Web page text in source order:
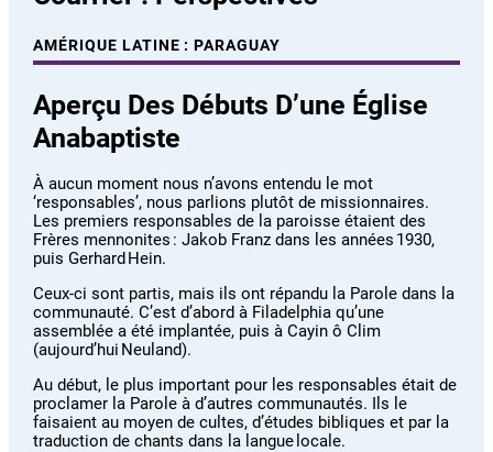
AMÉRIQUE LATINE : PARAGUAY
Aperçu Des Débuts D’une Église
Anabaptiste
À aucun moment nous n’avons entendu le mot
‘responsables’, nous parlions plutôt de missionnaires.
Les premiers responsables de la paroisse étaient des
Frères mennonites : Jakob Franz dans les années 1930,
puis Gerhard Hein.
Ceux-ci sont partis, mais ils ont répandu la Parole dans la
communauté. C’est d’abord à Filadelphia qu’une
assemblée a été implantée, puis à Cayin ô Clim
(aujourd’hui Neuland).
Au début, le plus important pour les responsables était de
proclamer la Parole à d’autres communautés. Ils le
faisaient au moyen de cultes, d’études bibliques et par la
traduction de chants dans la langue locale.